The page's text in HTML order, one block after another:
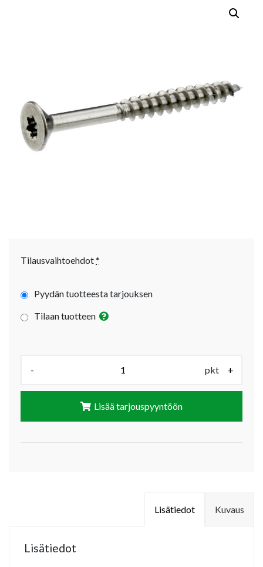
Tilausvaihtoehdot*
Pyydän tuotteesta tarjouksen
Tilaan tuotteen
- pkt +
Lisää tarjouspyyntöön
Kuvaus
Lisätiedot
Lisätiedot